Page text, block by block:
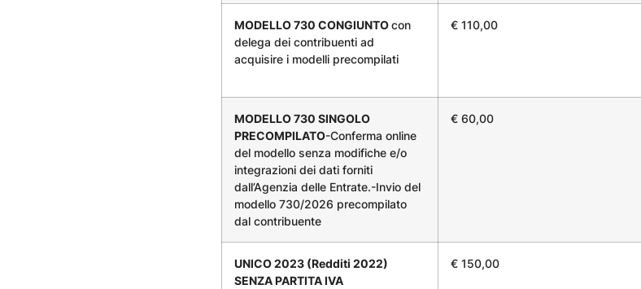
MODELLO 730 CONGIUNTOcon
delega dei contribuenti ad
acquisire i modelli precompilati
€ 110,00
MODELLO 730 SINGOLO
PRECOMPILATO-Conferma online
del modello senza modifiche e/o
integrazioni dei dati forniti
dall’Agenzia delle Entrate.-Invio del
modello 730/2026 precompilato
dal contribuente
€ 60,00
UNICO 2023 (Redditi 2022)
SENZA PARTITA IVA
€ 150,00